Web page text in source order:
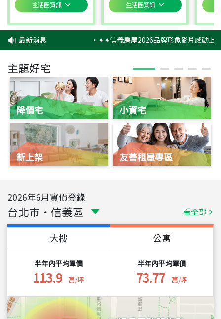
生活圈資訊 生活圈資訊
最新消息 ‧✦✦信義房屋2026品牌形象影片感動上
主題好宅
降價宅
新上架
小資宅
友善租屋專區
2026年6月實價登錄
台北市 ・ 信義區 看全部
大樓
半年內平均單價
113.9 萬/坪
公寓
半年內平均單價
73.77 萬/坪